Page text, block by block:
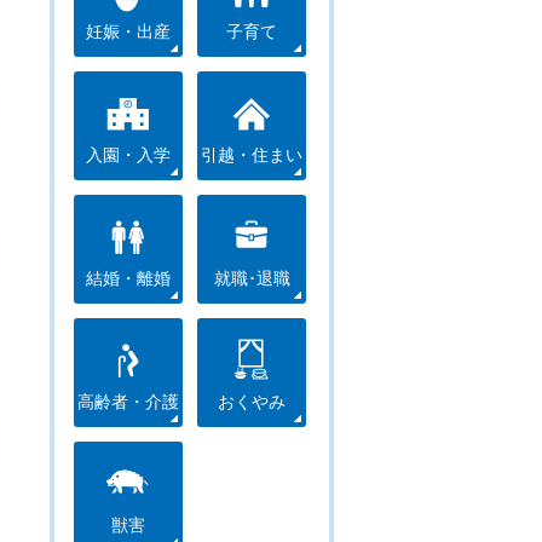
妊娠・出産 子育て
入園・入学 引越・住まい
結婚・離婚 就職･退職
高齢者・介護 おくやみ
獣害